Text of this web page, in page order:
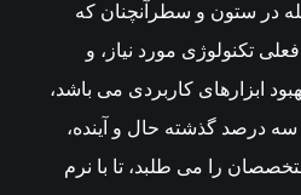
در ستون و سطرآنچنان که
تکنولوژی مورد نیاز، و
ابزارهای کاربردی می باشد،
درصد گذشته حال و آینده،
را می طلبد، تا با نرم